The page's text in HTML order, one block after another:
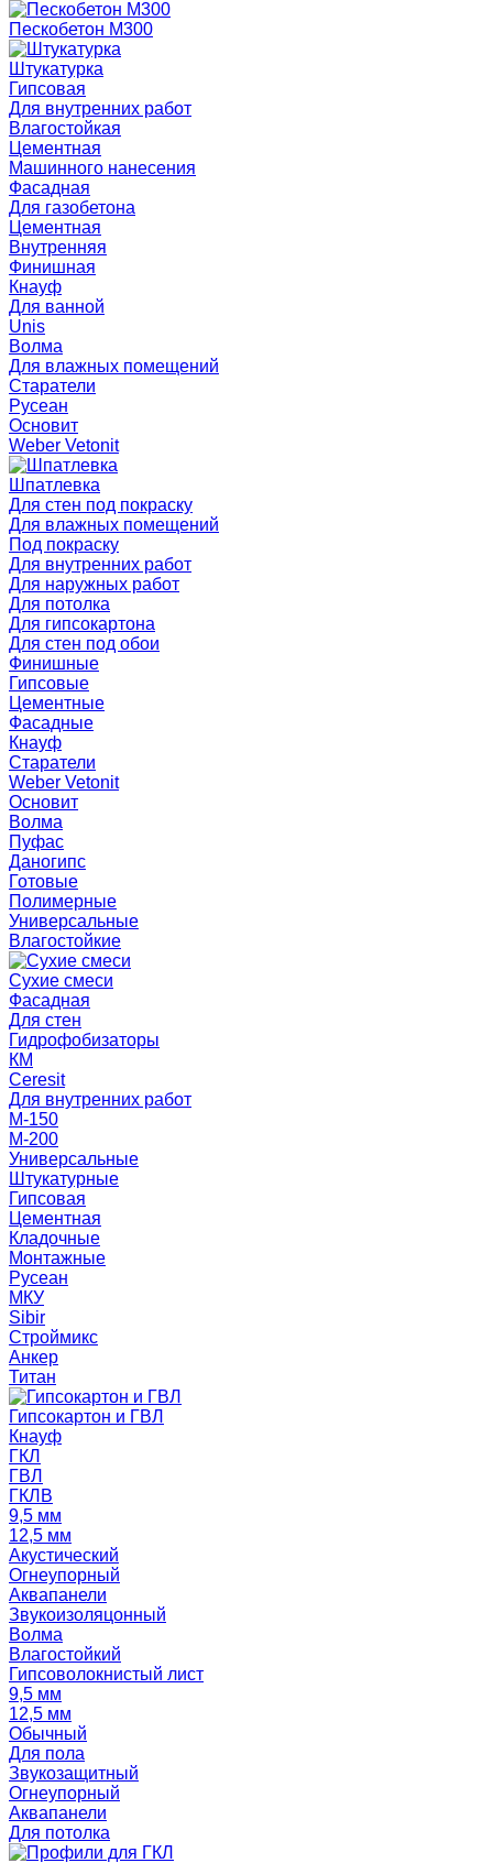
Пескобетон М300
Штукатурка
Гипсовая
Для внутренних работ
Влагостойкая
Цементная
Машинного нанесения
Фасадная
Для газобетона
Цементная
Внутренняя
Финишная
Кнауф
Для ванной
Unis
Волма
Для влажных помещений
Старатели
Русеан
Основит
Weber Vetonit
Шпатлевка
Для стен под покраску
Для влажных помещений
Под покраску
Для внутренних работ
Для наружных работ
Для потолка
Для гипсокартона
Для стен под обои
Финишные
Гипсовые
Цементные
Фасадные
Кнауф
Старатели
Weber Vetonit
Основит
Волма
Пуфас
Даногипс
Готовые
Полимерные
Универсальные
Влагостойкие
Сухие смеси
Фасадная
Для стен
Гидрофобизаторы
КМ
Ceresit
Для внутренних работ
М-150
М-200
Универсальные
Штукатурные
Гипсовая
Цементная
Кладочные
Монтажные
Русеан
МКУ
Sibir
Строймикс
Анкер
Титан
Гипсокартон и ГВЛ
Кнауф
ГКЛ
ГВЛ
ГКЛВ
9,5 мм
12,5 мм
Акустический
Огнеупорный
Аквапанели
Звукоизоляцонный
Волма
Влагостойкий
Гипсоволокнистый лист
9,5 мм
12,5 мм
Обычный
Для пола
Звукозащитный
Огнеупорный
Аквапанели
Для потолка